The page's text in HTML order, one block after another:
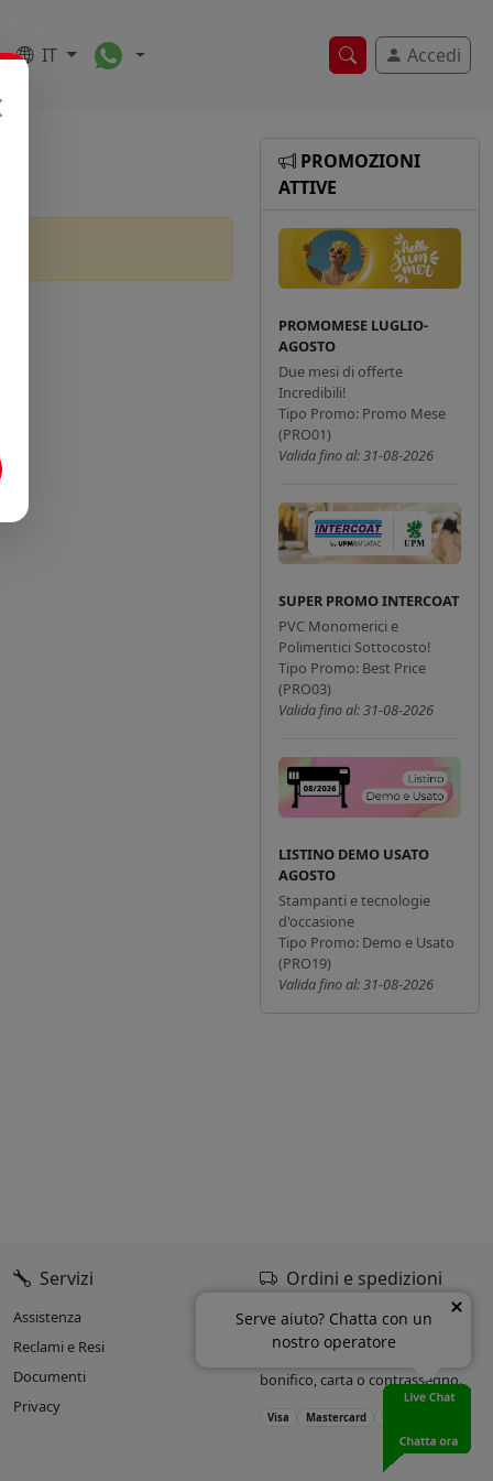
Ricerca veloce
Accedi
IT Toggle Dropdown
PROMOZIONI
ATTIVE
PROMOMESE LUGLIO-
AGOSTO
Due mesi di offerte
Incredibili!
Tipo Promo: Promo Mese
(PRO01)
Valida fino al: 31-08-2026
SUPER PROMO INTERCOAT
PVC Monomerici e
Polimentici Sottocosto!
Tipo Promo: Best Price
(PRO03)
Valida fino al: 31-08-2026
LISTINO DEMO USATO
AGOSTO
Stampanti e tecnologie
d'occasione
Tipo Promo: Demo e Usato
(PRO19)
Valida fino al: 31-08-2026
Servizi
Assistenza
Reclami e Resi
Documenti
Privacy
Ordini e spedizioni
Oltre il 90% delle spedizioni
entro 24h dall’ordine.
bonifico, carta o contrassegno.
Visa Mastercard
Serve aiuto? Chatta con un
nostro operatore